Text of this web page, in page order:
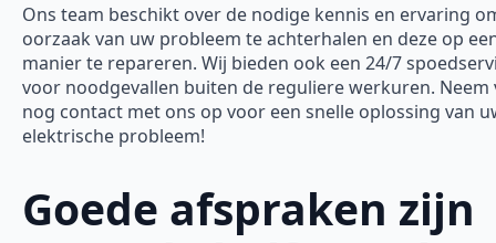
Ons team beschikt over de nodige kennis en ervaring
oorzaak van uw probleem te achterhalen en deze op
manier te repareren. Wij bieden ook een 24/7
voor noodgevallen buiten de reguliere werkuren. Neem
nog contact met ons op voor een snelle oplossing van
elektrische probleem!
Goede afspraken zijn